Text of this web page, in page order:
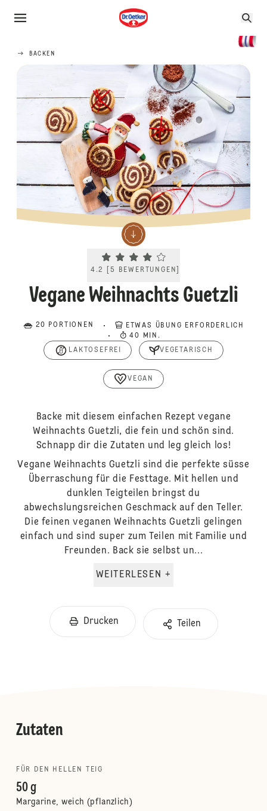
BACKEN
Current rating 4.2. Click to rate.
4.2 5 BEWERTUNGEN
Vegane Weihnachts Guetzli
20 PORTIONEN
ETWAS ÜBUNG ERFORDERLICH
40 MIN.
LAKTOSEFREI
VEGETARISCH
VEGAN
Backe mit diesem einfachen Rezept vegane
Weihnachts Guetzli, die fein und schön sind.
Schnapp dir die Zutaten und leg gleich los!
Vegane Weihnachts Guetzli sind die perfekte süsse
Überraschung für die Festtage. Mit hellen und
dunklen Teigteilen bringst du
abwechslungsreichen Geschmack auf den Teller.
Die feinen veganen Weihnachts Guetzli gelingen
einfach und sind super zum Teilen mit Familie und
Freunden. Back sie selbst un...
WEITERLESEN +
Drucken Teilen
Zutaten
FÜR DEN HELLEN TEIG
50 g
Margarine, weich (pflanzlich)